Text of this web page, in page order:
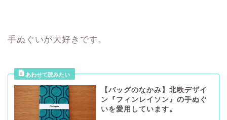
手ぬぐいが大好きです。
【バッグのなかみ】北欧デザイ
ン『フィンレイソン』の手ぬぐ
いを愛用しています。